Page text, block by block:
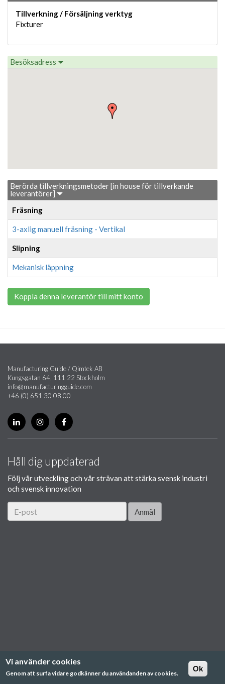
Tillverkning / Försäljning verktyg
Fixturer
Besöksadress
Berörda tillverkningsmetoder [in house för tillverkande
leverantörer]
Fräsning
3-axlig manuell fräsning - Vertikal
Slipning
Mekanisk läppning
Koppla denna leverantör till mitt konto
Manufacturing Guide / Qimtek AB
Kungsgatan 64, 111 22 Stockholm
info@manufacturingguide.com
+46 (0) 651 30 08 00
Håll dig uppdaterad
Följ vår utveckling och vår strävan att stärka svensk industri
och svensk innovation
Anmäl
Vi använder cookies
Genom att surfa vidare godkänner du användanden av cookies.
Ok